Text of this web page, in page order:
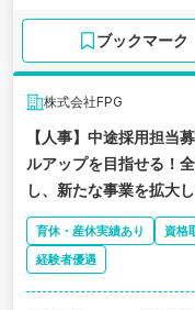
ブックマーク
株式会社FPG
【人事】中途採用担当
ルアップを目指せる！
し、新たな事業を拡大
育休・産休実績あり 資格
経験者優遇